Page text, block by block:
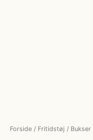
Forside / Fritidstøj / Bukser